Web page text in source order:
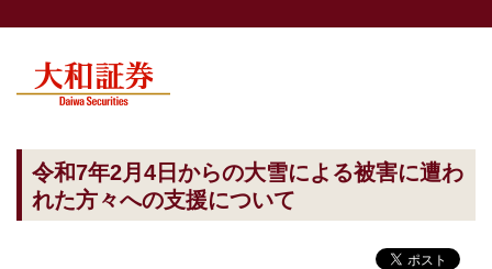
令和7年2月4日からの大雪による被害に遭わ
れた方々への支援について